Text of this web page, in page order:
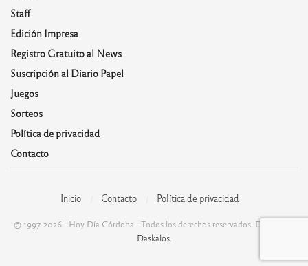
Staff
Edición Impresa
Registro Gratuito al News
Suscripción al Diario Papel
Juegos
Sorteos
Política de privacidad
Contacto
Inicio Contacto Política de privacidad
© 1997-2026 - Hoy Día Córdoba - Todos los derechos reservados. Desarrolla:
Daskalos.